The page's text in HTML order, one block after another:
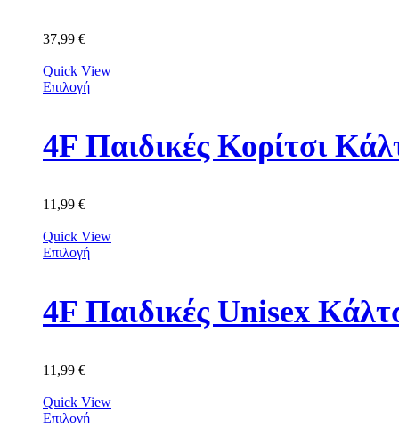
37,99 €
Quick View
Επιλογή
11,99 €
Quick View
Επιλογή
11,99 €
Quick View
Επιλογή